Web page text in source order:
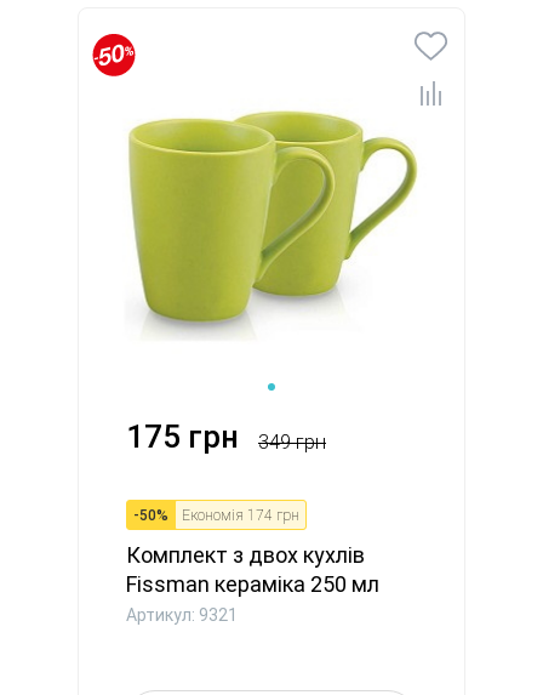
175 грн 349 грн
-50% Економія 174 грн
Комплект з двох кухлів
Fissman кераміка 250 мл
зел...
Артикул: 9321